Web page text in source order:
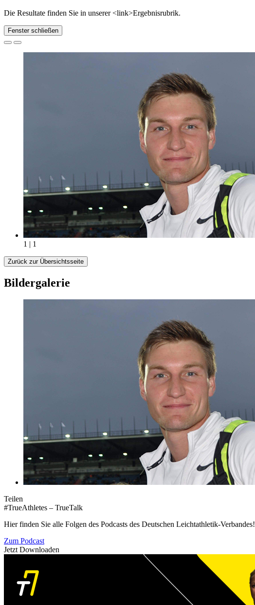
Die Resultate finden Sie in unserer <link>Ergebnisrubrik.
Fenster schließen
1 | 1
Zurück zur Übersichtsseite
Bildergalerie
Teilen
#TrueAthletes – TrueTalk
Hier finden Sie alle Folgen des Podcasts des Deutschen Leichtathletik-Verbandes!
Zum Podcast
Jetzt Downloaden